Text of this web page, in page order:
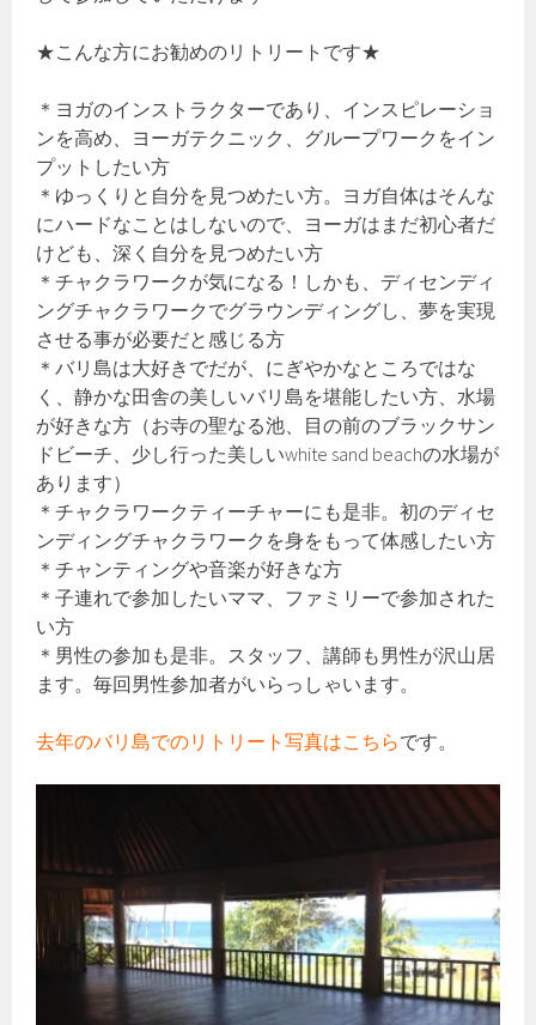
★こんな方にお勧めのリトリートです★
＊ヨガのインストラクターであり、インスピレーショ
ンを高め、ヨーガテクニック、グループワークをイン
プットしたい方
＊ゆっくりと自分を見つめたい方。ヨガ自体はそんな
にハードなことはしないので、ヨーガはまだ初心者だ
けども、深く自分を見つめたい方
＊チャクラワークが気になる！しかも、ディセンディ
ングチャクラワークでグラウンディングし、夢を実現
させる事が必要だと感じる方
＊バリ島は大好きでだが、にぎやかなところではな
く、静かな田舎の美しいバリ島を堪能したい方、水場
が好きな方（お寺の聖なる池、目の前のブラックサン
ドビーチ、少し行った美しいwhite sand beachの水場が
あります）
＊チャクラワークティーチャーにも是非。初のディセ
ンディングチャクラワークを身をもって体感したい方
＊チャンティングや音楽が好きな方
＊子連れで参加したいママ、ファミリーで参加された
い方
＊男性の参加も是非。スタッフ、講師も男性が沢山居
ます。毎回男性参加者がいらっしゃいます。
去年のバリ島でのリトリート写真はこちらです。